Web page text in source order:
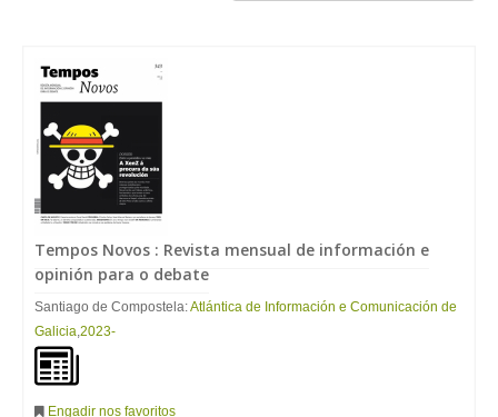
Tempos Novos : Revista mensual de información e
opinión para o debate
Santiago de Compostela:Atlántica de Información e Comunicación de
Galicia,2023-
Engadir nos favoritos